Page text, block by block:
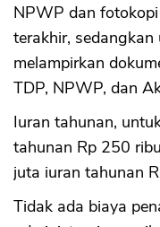
NPWP dan
terakhir,
melampirkan
TDP, NPWP, dan
Iuran tahunan,
tahunan Rp 250
juta iuran tahunan
Tidak ada biaya